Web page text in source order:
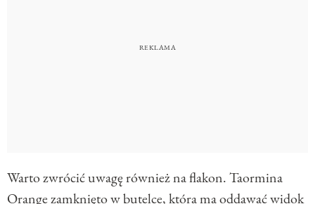
Warto zwrócić uwagę również na flakon. Taormina
Orange zamknięto w butelce, która ma oddawać widok